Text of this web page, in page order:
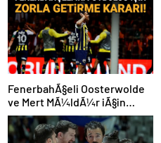
FenerbahÃ§eli Oosterwolde
ve Mert MÃ¼ldÃ¼r iÃ§in
olaylÄ± derbi davasÄ±nda
zorla getirme kararÄ±